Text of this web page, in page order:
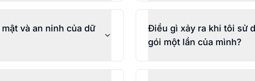
và an ninh của dữ
Điều gì xảy ra khi tôi sử
gói một lần của mình?